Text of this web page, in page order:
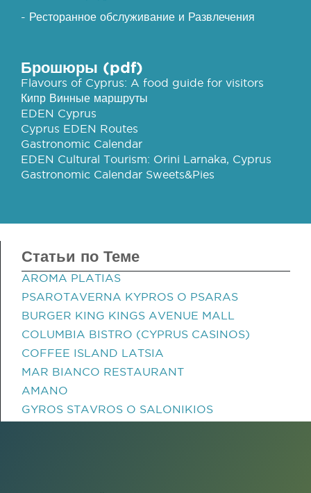
- Ресторанное обслуживание и Развлечения
Брошюры (pdf)
Flavours of Cyprus: A food guide for visitors
Кипр Винные маршруты
EDEN Cyprus
Cyprus EDEN Routes
Gastronomic Calendar
EDEN Cultural Tourism: Orini Larnaka, Cyprus
Gastronomic Calendar Sweets&Pies
Статьи по Теме
AROMA PLATIAS
PSAROTAVERNA KYPROS O PSARAS
BURGER KING KINGS AVENUE MALL
COLUMBIA BISTRO (CYPRUS CASINOS)
COFFEE ISLAND LATSIA
MAR BIANCO RESTAURANT
AMANO
GYROS STAVROS O SALONIKIOS